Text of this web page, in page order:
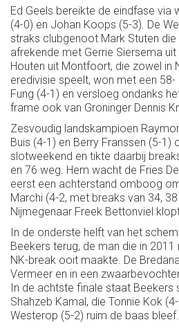
Ed Geels bereikte de eindfase via
(4-0) en Johan Koops (5-3). De
straks clubgenoot Mark Stuten
afrekende met Gerrie Siersema
Houten uit Montfoort, die zowel in
eredivisie speelt, won met een 58-
Fung (4-1) en versloeg ondanks
frame ook van Groninger Dennis
Zesvoudig landskampioen
Buis (4-1) en Berry Franssen (5-1)
slotweekend en tikte daarbij
en 76 weg. Hem wacht de Fries
eerst een achterstand omboog
Marchi (4-2, met breaks van 34,
Nijmegenaar Freek Bettonviel
In de onderste helft van het
Beekers terug, de man die in
NK-break ooit maakte. De
Vermeer en in een
In de achtste finale staat
Shahzeb Kamal, die Tonnie Kok
Westerop (5-2) ruim de baas bleef.